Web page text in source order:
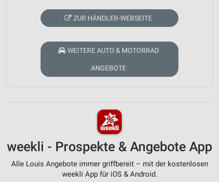
ZUR HÄNDLER-WEBSEITE
WEITERE AUTO & MOTORRAD
ANGEBOTE
weekli - Prospekte & Angebote App
Alle Louis Angebote immer griffbereit – mit der kostenlosen
weekli App für iOS & Android.